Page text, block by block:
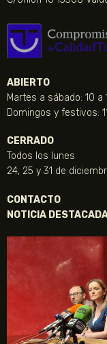
ABIERTO
Martes a sábado: 10 a
Domingos y festivos:
CERRADO
Todos los lunes
24, 25 y 31 de
CONTACTO
NOTICIA